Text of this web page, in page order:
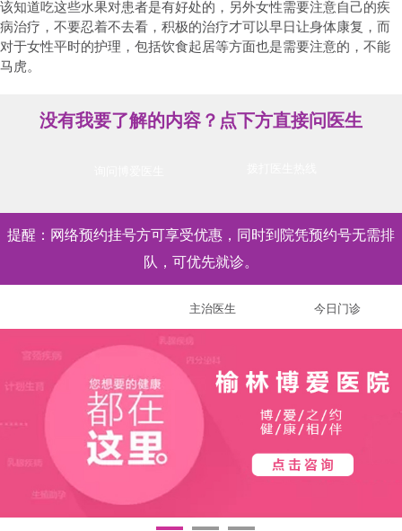
该知道吃这些水果对患者是有好处的，另外女性需要注意自己的疾
病治疗，不要忍着不去看，积极的治疗才可以早日让身体康复，而
对于女性平时的护理，包括饮食起居等方面也是需要注意的，不能
马虎。
没有我要了解的内容？点下方直接问医生
提醒：网络预约挂号方可享受优惠，同时到院凭预约号无需排
队，可优先就诊。
主治医生 今日门诊